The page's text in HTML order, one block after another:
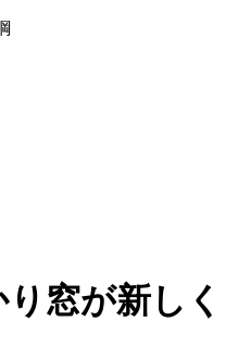
窓が新しく